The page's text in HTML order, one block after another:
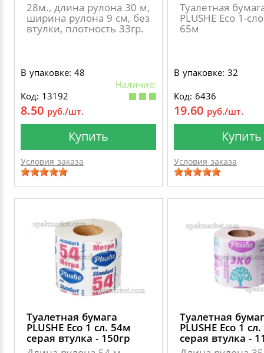
28м., длина рулона 30 м,
ширина рулона 9 см, без
втулки, плотность 33гр.
В упаковке: 48
Наличие:
Код: 13192
8.50 руб./шт.
Купить
Условия заказа
Туалетная
PLUSHE Eco 1-
65м
В упаковке: 32
Код: 6436
19.60 руб./шт.
Купить
Условия заказа
Туалетная бумага
PLUSHE Eco 1 сл. 54м
серая втулка - 150гр
Туалетная
PLUSHE Eco 1
серая втулка -